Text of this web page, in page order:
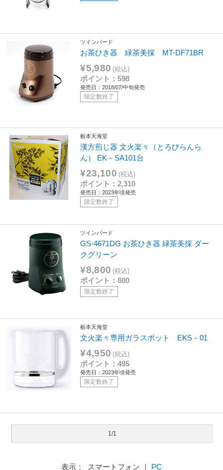
ツインバード
お茶ひき器 緑茶美採 MT-DF71BR
¥5,980 (税込)
ポイント：598
発売日：2018/07/中旬発売
限定数終了
栃本天海堂
漢方煎じ器 文火楽々（とろびらんら
ん） EK－SA101台
¥23,100 (税込)
ポイント：2,310
発売日：2023年頃発売
限定数終了
ツインバード
GS-4671DG お茶ひき器 緑茶美採 ダー
クグリーン
¥8,800 (税込)
ポイント：880
限定数終了
栃本天海堂
文火楽々専用ガラスポット EKS－01
¥4,950 (税込)
ポイント：495
発売日：2023年頃発売
限定数終了
1/1
表示： スマートフォン ｜ PC